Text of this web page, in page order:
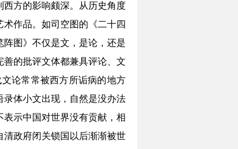
方的影响颇深。从历史角度
作品。如司空图的《二十四
图》不仅是文，是论，还是
的批评文体都兼具评论、文
论常常被西方所诟病的地方
体小文出现，自然是没办法
示中国对世界没有贡献，相
政府闭关锁国以后渐渐被世